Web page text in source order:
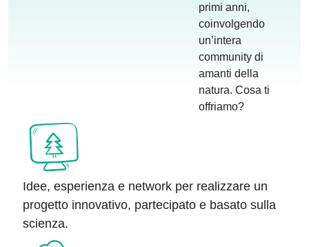
primi anni,
coinvolgendo
un’intera
community di
amanti della
natura. Cosa ti
offriamo?
Idee, esperienza e network per realizzare un
progetto innovativo, partecipato e basato sulla
scienza.